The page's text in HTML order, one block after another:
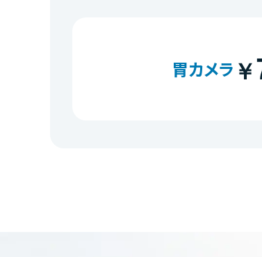
胃カメラ ￥